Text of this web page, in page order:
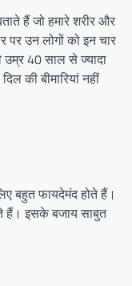
हैं जो हमारे शरीर और
उन लोगों को इन चार
40 साल से ज्यादा
की बीमारियां नहीं
बहुत फायदेमंद होते हैं।
हैं। इसके बजाय साबुत